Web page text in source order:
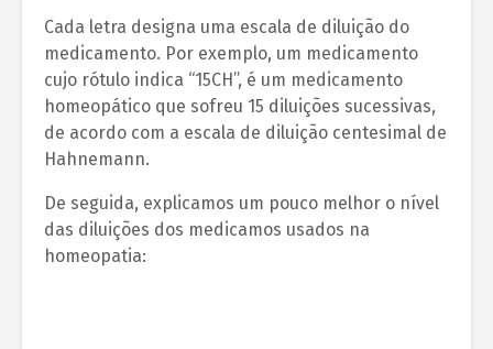
Cada letra designa uma escala de diluição do
medicamento. Por exemplo, um medicamento
cujo rótulo indica “15CH”, é um medicamento
homeopático que sofreu 15 diluições sucessivas,
de acordo com a escala de diluição centesimal de
Hahnemann.
De seguida, explicamos um pouco melhor o nível
das diluições dos medicamos usados na
homeopatia: